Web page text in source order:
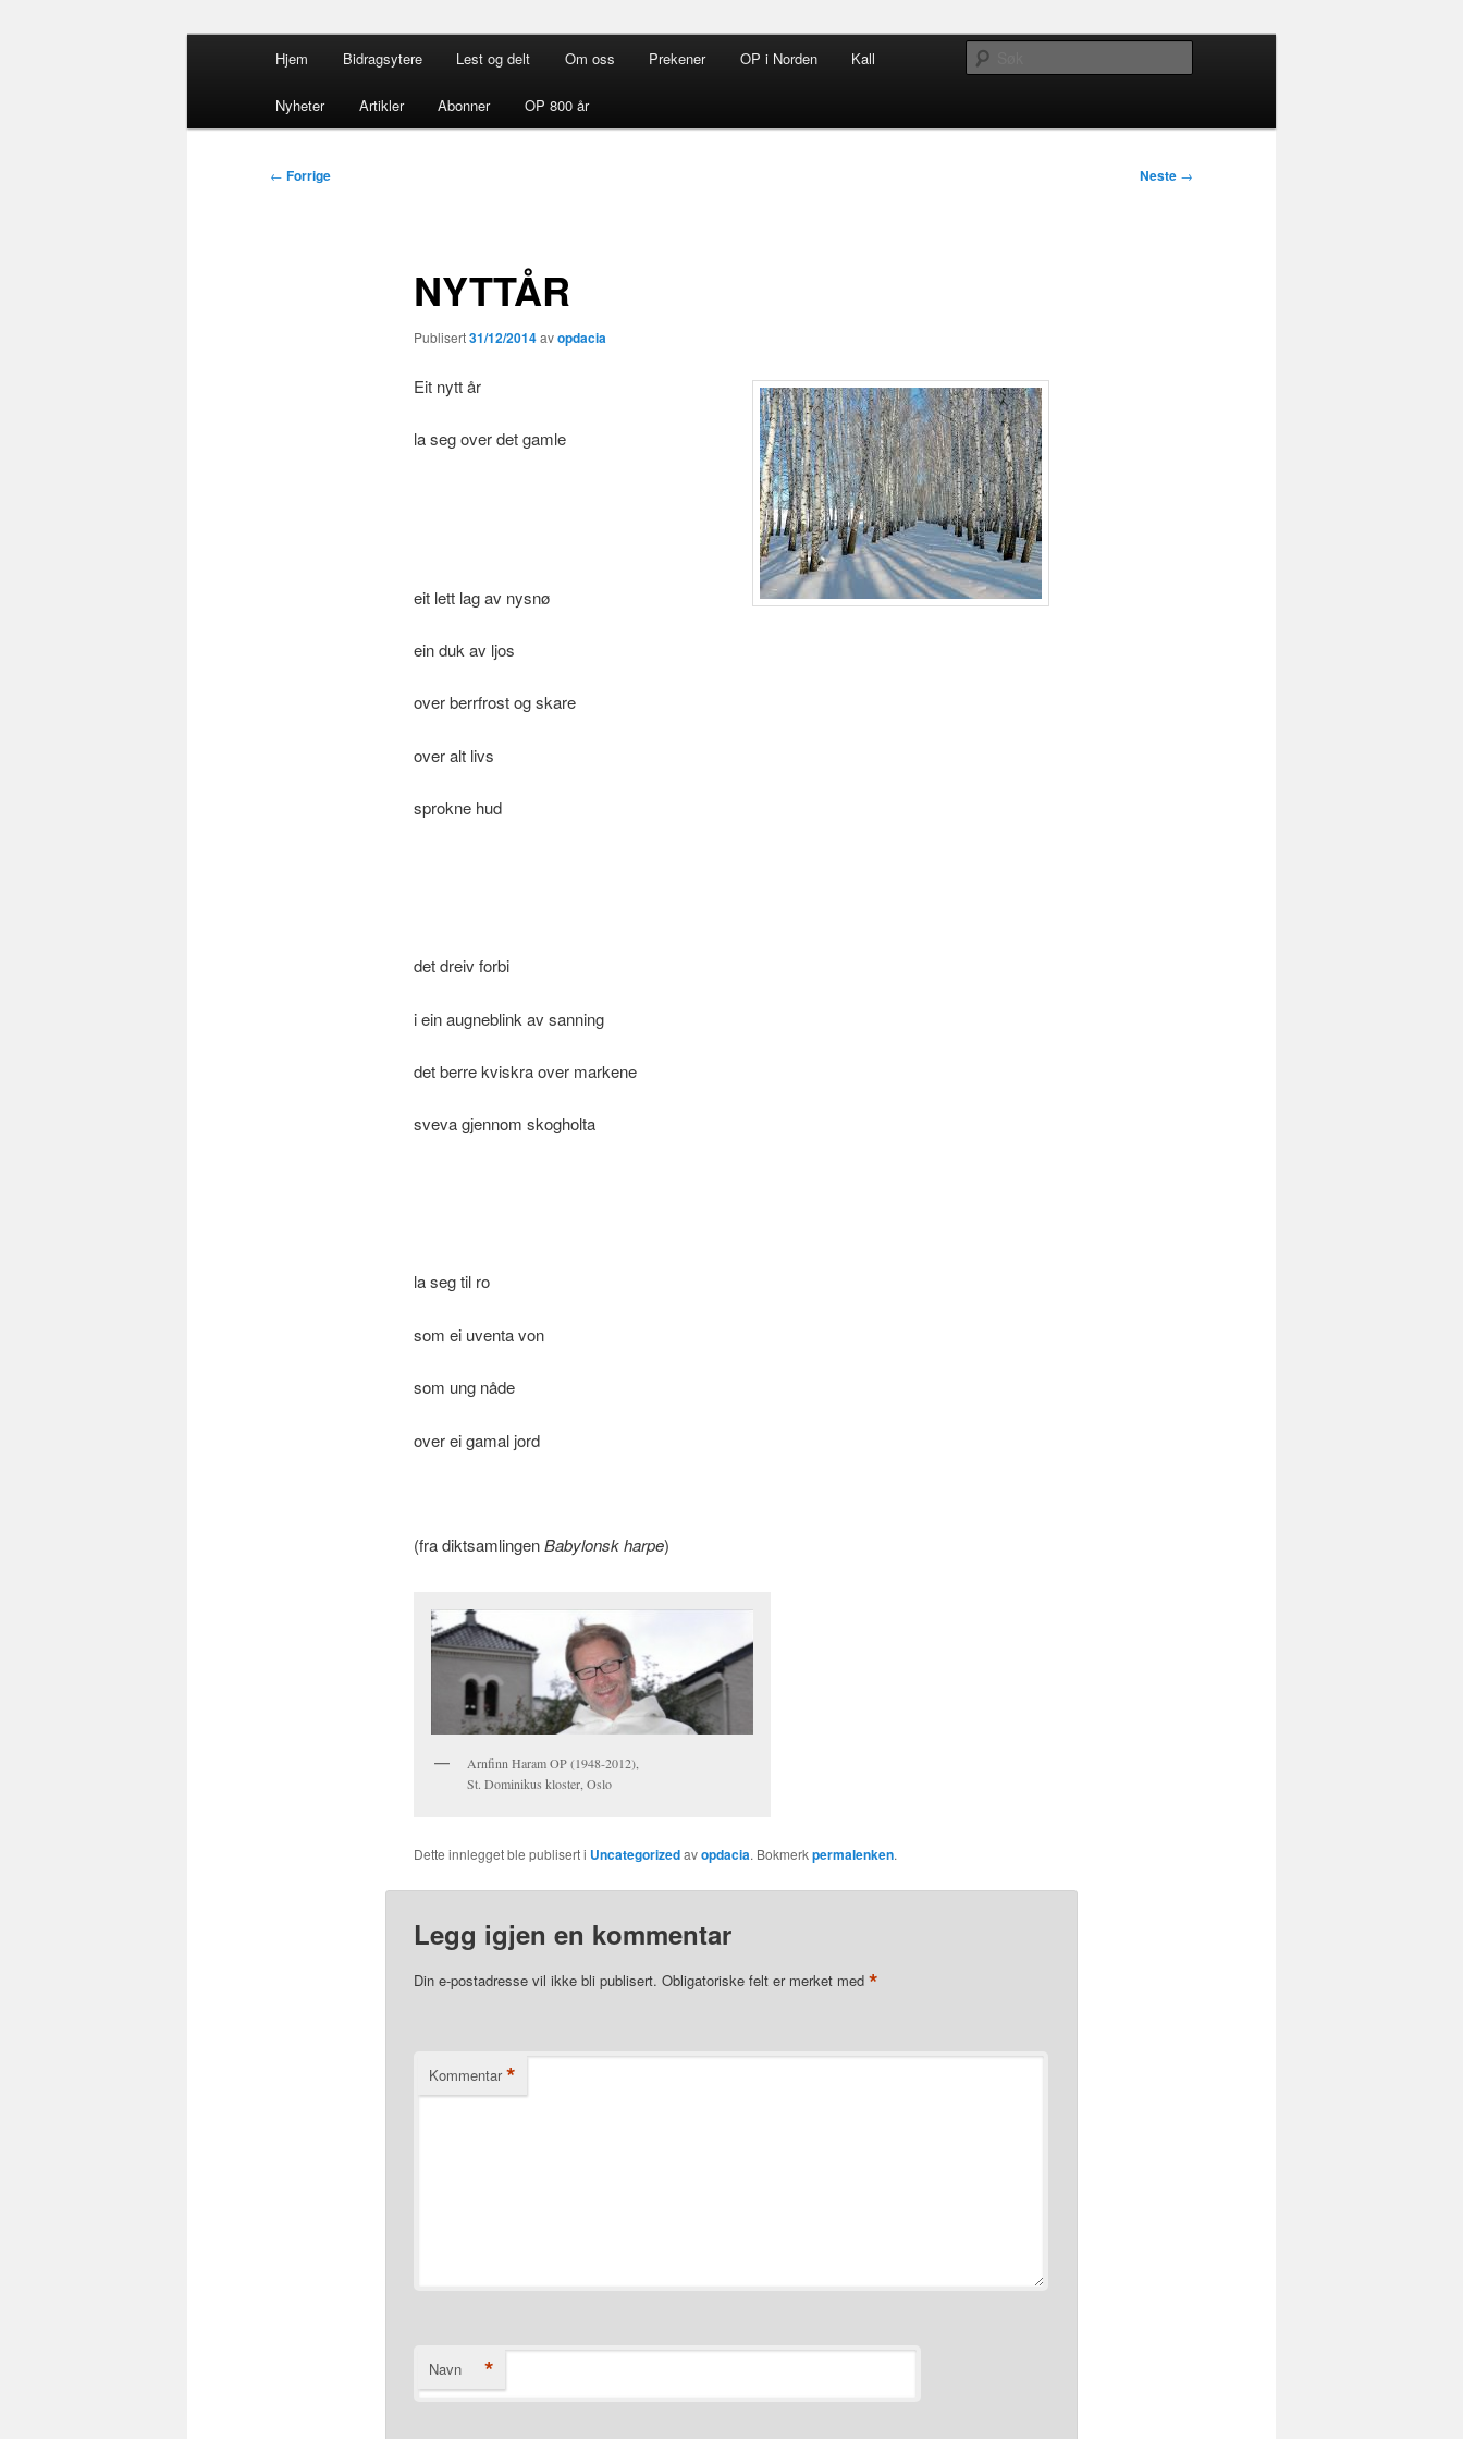
Dominikanerordenen i Norden
Hjem Bidragsytere Lest og delt Om oss Prekener OP i Norden Kall
Nyheter Artikler Abonner OP 800 år
Innleggsnavigasjon
← Forrige Neste →
NYTTÅR
Publisert31/12/2014avopdacia
Eit nytt år
la seg over det gamle
eit lett lag av nysnø
ein duk av ljos
over berrfrost og skare
over alt livs
sprokne hud
det dreiv forbi
i ein augneblink av sanning
det berre kviskra over markene
sveva gjennom skogholta
la seg til ro
som ei uventa von
som ung nåde
over ei gamal jord
(fra diktsamlingenBabylonsk harpe)
Arnfinn Haram OP (1948-2012),
St. Dominikus kloster, Oslo
Dette innlegget ble publisert i Uncategorizedavopdacia. Bokmerkpermalenken.
Legg igjen en kommentar
Din e-postadresse vil ikke bli publisert. Obligatoriske felt er merket med *
Kommentar *
Navn *